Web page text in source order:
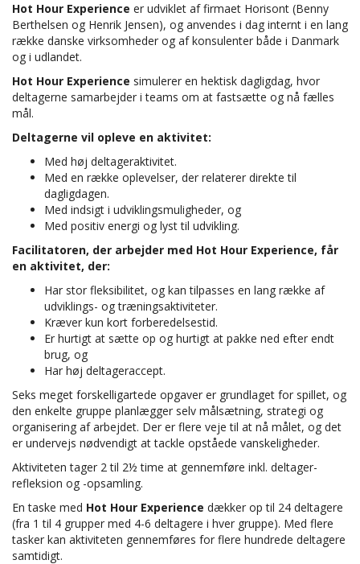
Hot Hour Experience er udviklet af firmaet Horisont (Benny
Berthelsen og Henrik Jensen), og anvendes i dag internt i en lang
række danske virksomheder og af konsulenter både i Danmark
og i udlandet.
Hot Hour Experience simulerer en hektisk dagligdag, hvor
deltagerne samarbejder i teams om at fastsætte og nå fælles
mål.
Deltagerne vil opleve en aktivitet:
Med høj deltageraktivitet.
Med en række oplevelser, der relaterer direkte til
dagligdagen.
Med indsigt i udviklingsmuligheder, og
Med positiv energi og lyst til udvikling.
Facilitatoren, der arbejder med Hot Hour Experience, får
en aktivitet, der:
Har stor fleksibilitet, og kan tilpasses en lang række af
udviklings- og træningsaktiviteter.
Kræver kun kort forberedelsestid.
Er hurtigt at sætte op og hurtigt at pakke ned efter endt
brug, og
Har høj deltageraccept.
Seks meget forskelligartede opgaver er grundlaget for spillet, og
den enkelte gruppe planlægger selv målsætning, strategi og
organisering af arbejdet. Der er flere veje til at nå målet, og det
er undervejs nødvendigt at tackle opståede vanskeligheder.
Aktiviteten tager 2 til 2½ time at gennemføre inkl. deltager-
refleksion og -opsamling.
En taske med Hot Hour Experience dækker op til 24 deltagere
(fra 1 til 4 grupper med 4-6 deltagere i hver gruppe). Med flere
tasker kan aktiviteten gennemføres for flere hundrede deltagere
samtidigt.